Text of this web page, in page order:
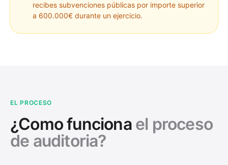
recibes subvenciones públicas por importe superior
a 600.000€ durante un ejercicio.
EL PROCESO
¿Como funciona el proceso
de auditoria?